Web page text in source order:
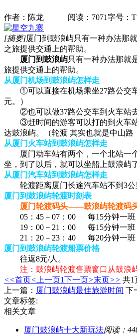
作者：陈龙 阅读：7071字号： T
[摘要]厦门到鼓浪屿只有一种办法那
之旅提供交通上的帮助。
厦门到鼓浪屿只有一种办法那就
旅提供交通上的帮助。
从厦门机场到鼓浪屿怎样走
①可以直接在机场乘坐27路公交车
元。）
②也可以做37路公交车到火车站去
③赶时间的游客可以打的到火车站
达鼓浪屿。（轮渡 其实也就是中山路
从厦门火车站到鼓浪屿怎样走
厦门动车站有两个，一个北站一个
坐，到了以后，就可以坐船上鼓浪屿了
从厦门汽车站到鼓浪屿怎样走
轮渡距离厦门长途汽车站不到3公
厦门到鼓浪屿轮渡时刻表
厦门轮渡码头——鼓浪屿轮渡码
05：45－07：00 每15分钟一班
19：00－21：00 每15分钟一班
21：20－23：40 每20分钟一班
厦门到鼓浪屿轮渡船票价格
往返8元/人。
注：鼓浪屿轮渡售票窗口从鼓浪
<<首页< 上一页1下一页>末页>> 共1
上一篇： 厦门鼓浪屿最佳旅游时间 下
文章标签:
相关文章
厦门鼓浪屿十大新玩法阅读：